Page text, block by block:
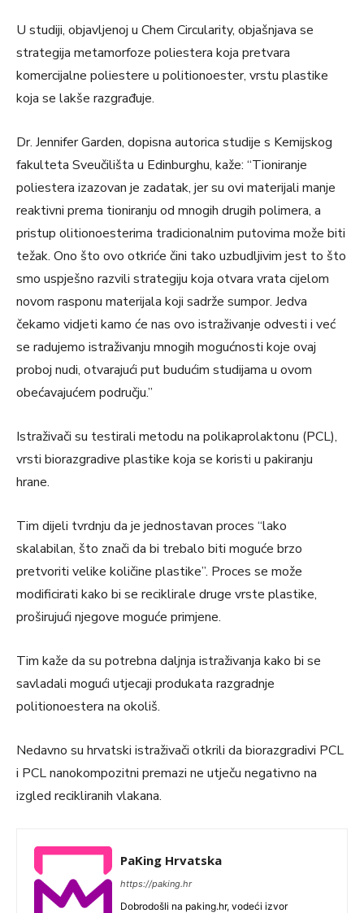
U studiji, objavljenoj u Chem Circularity, objašnjava se
strategija metamorfoze poliestera koja pretvara
komercijalne poliestere u politionoester, vrstu plastike
koja se lakše razgrađuje.
Dr. Jennifer Garden, dopisna autorica studije s Kemijskog
fakulteta Sveučilišta u Edinburghu, kaže: “Tioniranje
poliestera izazovan je zadatak, jer su ovi materijali manje
reaktivni prema tioniranju od mnogih drugih polimera, a
pristup olitionoesterima tradicionalnim putovima može biti
težak. Ono što ovo otkriće čini tako uzbudljivim jest to što
smo uspješno razvili strategiju koja otvara vrata cijelom
novom rasponu materijala koji sadrže sumpor. Jedva
čekamo vidjeti kamo će nas ovo istraživanje odvesti i već
se radujemo istraživanju mnogih mogućnosti koje ovaj
proboj nudi, otvarajući put budućim studijama u ovom
obećavajućem području.”
Istraživači su testirali metodu na polikaprolaktonu (PCL),
vrsti biorazgradive plastike koja se koristi u pakiranju
hrane.
Tim dijeli tvrdnju da je jednostavan proces “lako
skalabilan, što znači da bi trebalo biti moguće brzo
pretvoriti velike količine plastike”. Proces se može
modificirati kako bi se reciklirale druge vrste plastike,
proširujući njegove moguće primjene.
Tim kaže da su potrebna daljnja istraživanja kako bi se
savladali mogući utjecaji produkata razgradnje
politionoestera na okoliš.
Nedavno su hrvatski istraživači otkrili da biorazgradivi PCL
i PCL nanokompozitni premazi ne utječu negativno na
izgled recikliranih vlakana.
PaKing Hrvatska
https://paking.hr
Dobrodošli na paking.hr, vodeći izvor